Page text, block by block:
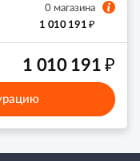
0 магазина
1 010 191₽
1 010 191₽